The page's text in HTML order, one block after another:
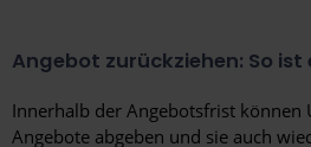
Angebot zurückziehen: So ist
Innerhalb der Angebotsfrist können
Angebote abgeben und sie auch